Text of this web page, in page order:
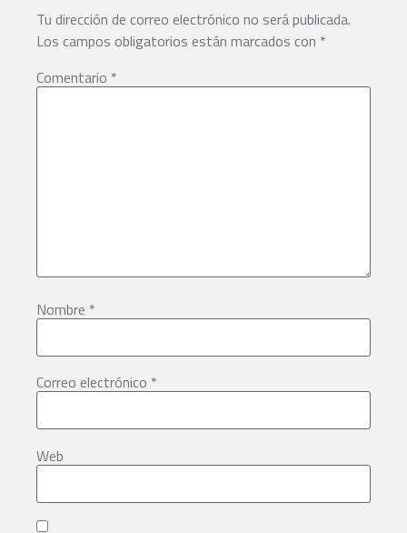
Tu dirección de correo electrónico no será publicada.
Los campos obligatorios están marcados con *
Comentario *
Nombre *
Correo electrónico *
Web